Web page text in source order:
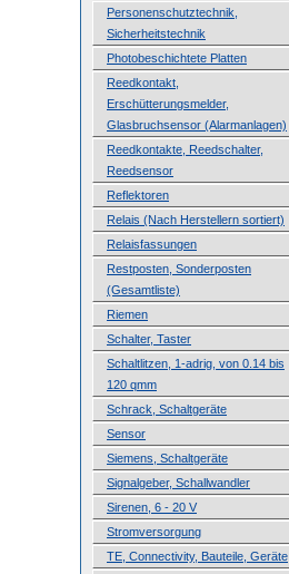
Personenschutztechnik,
Sicherheitstechnik
Photobeschichtete Platten
Reedkontakt,
Erschütterungsmelder,
Glasbruchsensor (Alarmanlagen)
Reedkontakte, Reedschalter,
Reedsensor
Reflektoren
Relais (Nach Herstellern sortiert)
Relaisfassungen
Restposten, Sonderposten
(Gesamtliste)
Riemen
Schalter, Taster
Schaltlitzen, 1-adrig, von 0.14 bis
120 qmm
Schrack, Schaltgeräte
Sensor
Siemens, Schaltgeräte
Signalgeber, Schallwandler
Sirenen, 6 - 20 V
Stromversorgung
TE, Connectivity, Bauteile, Geräte